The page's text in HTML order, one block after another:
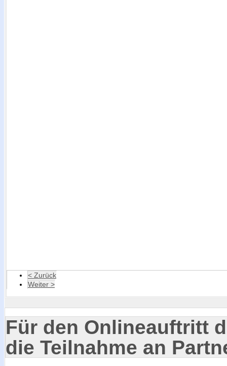
< Zurück
Weiter >
Für den Onlineauftritt
die Teilnahme an